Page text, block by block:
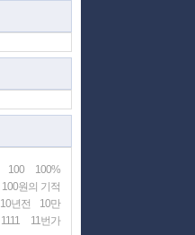
100
100%
100원의 기적
10년전
10만
1111
11번가